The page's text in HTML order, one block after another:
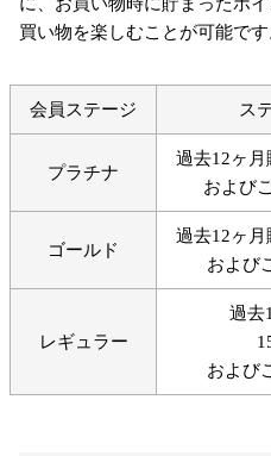
に、お買い物時に貯まったポ
買い物を楽しむことが可能です
会員ステージ ス
プラチナ
過去12ヶ月
および
ゴールド
過去12ヶ月
および
レギュラー
過去
および